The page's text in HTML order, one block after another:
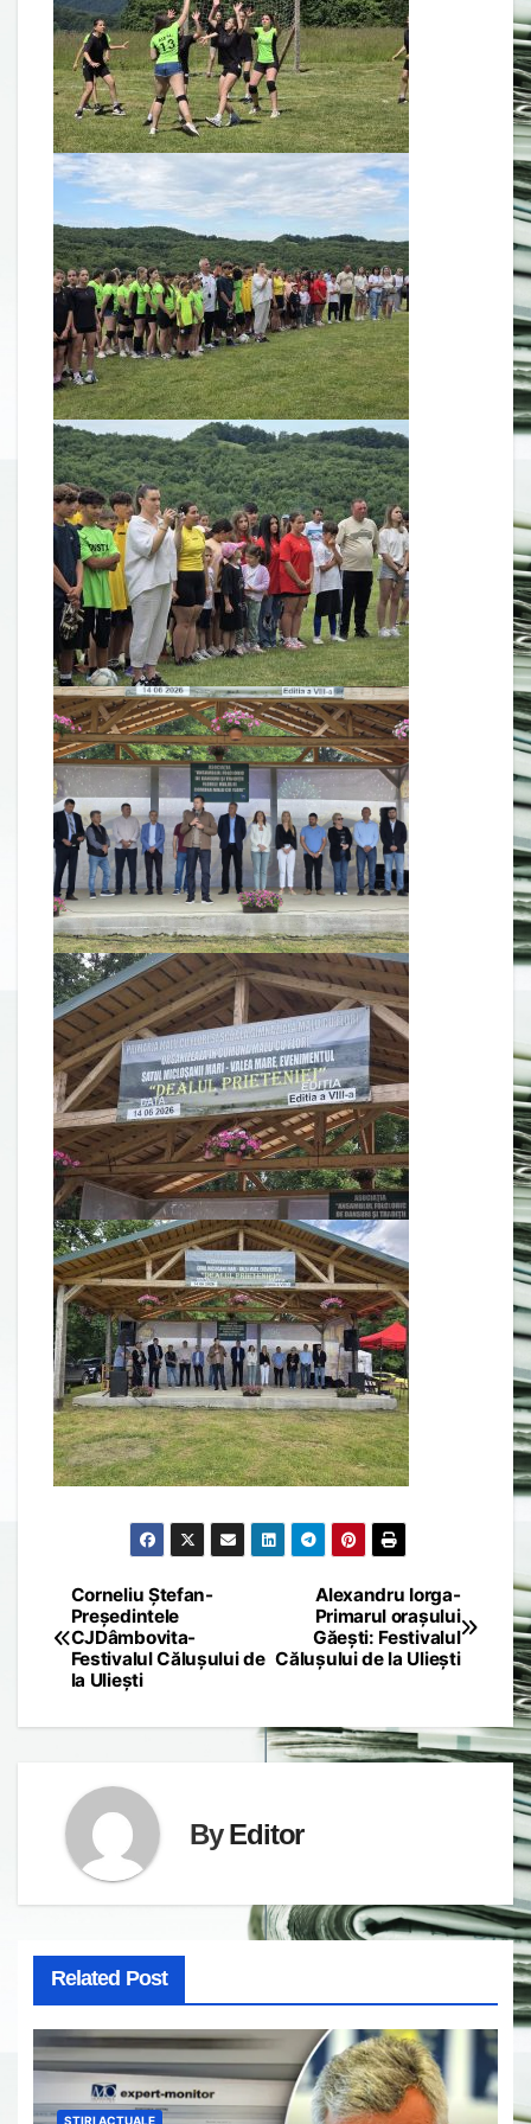
Post
navigation
Alexandru Iorga-
Primarul orașului
Găești: Festivalul
Călușului de la Uliești
Corneliu Ștefan-
Președintele
CJDâmbovita-
Festivalul Călușului de
la Uliești
ByEditor
Related Post
STIRI ACTUALE